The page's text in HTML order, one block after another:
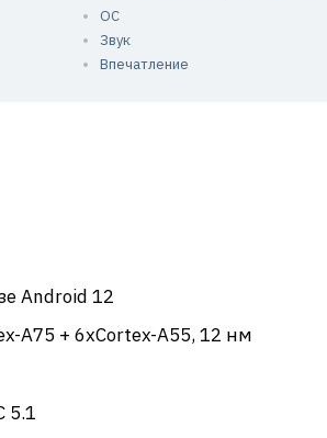
ОС
Звук
Впечатление
Android 12
A75 + 6xCortex-A55, 12 нм
5.1